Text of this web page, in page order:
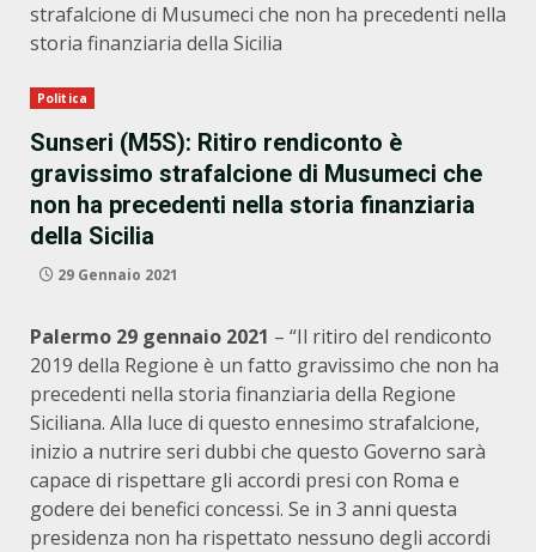
strafalcione di Musumeci che non ha precedenti nella
storia finanziaria della Sicilia
Politica
Sunseri (M5S): Ritiro rendiconto è
gravissimo strafalcione di Musumeci che
non ha precedenti nella storia finanziaria
della Sicilia
29 Gennaio 2021
Palermo 29 gennaio 2021 – “Il ritiro del rendiconto
2019 della Regione è un fatto gravissimo che non ha
precedenti nella storia finanziaria della Regione
Siciliana. Alla luce di questo ennesimo strafalcione,
inizio a nutrire seri dubbi che questo Governo sarà
capace di rispettare gli accordi presi con Roma e
godere dei benefici concessi. Se in 3 anni questa
presidenza non ha rispettato nessuno degli accordi